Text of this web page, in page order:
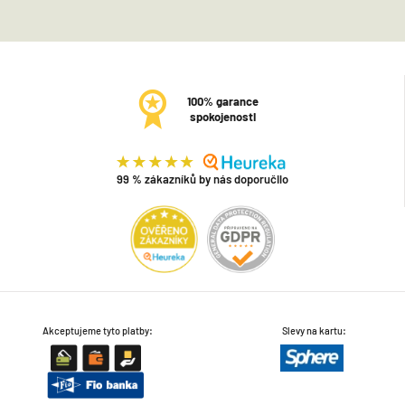
100% garance
spokojenosti
99 % zákazníků by nás doporučilo
Akceptujeme tyto platby: Slevy na kartu: